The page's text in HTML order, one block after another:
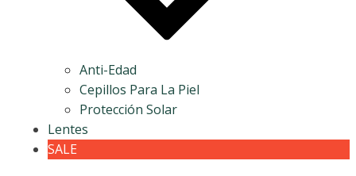
Anti-Edad
Cepillos Para La Piel
Protección Solar
Lentes
SALE